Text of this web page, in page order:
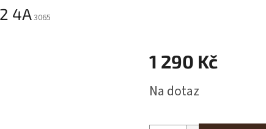
4A3065
1 290 Kč
cena:
Na dotaz